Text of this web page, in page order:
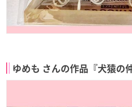
ゆめも さんの作品『犬猿の仲